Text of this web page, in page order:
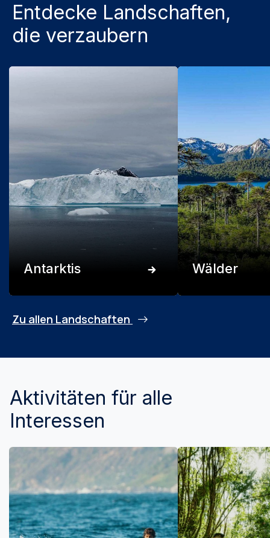
Entdecke Landschaften,
die verzaubern
Antarktis Wälder
Zu allen Landschaften
Aktivitäten für alle
Interessen